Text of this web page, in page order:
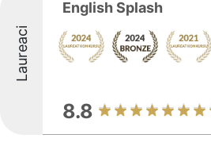
Laureaci
English Splash
8.8